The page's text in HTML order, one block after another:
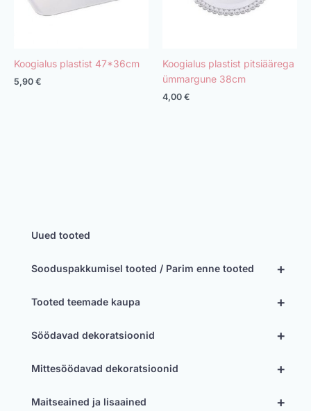
Uued tooted
+
Sooduspakkumisel tooted / Parim enne tooted
+
Tooted teemade kaupa
+
Söödavad dekoratsioonid
+
Mittesöödavad dekoratsioonid
+
Maitseained ja lisaained
Koogialus plastist 47*36cm
5,90 €
Koogialus plastist pitsiäärega
ümmargune 38cm
4,00 €